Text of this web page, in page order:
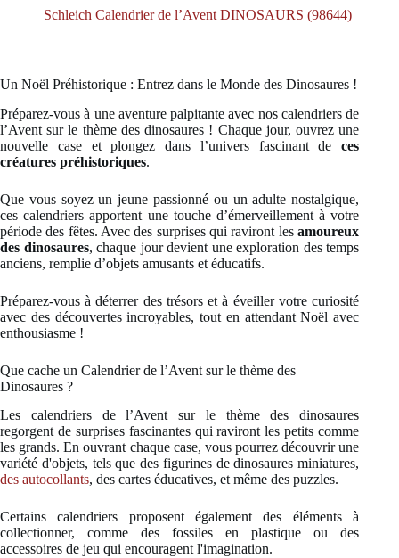
Schleich Calendrier de l’Avent DINOSAURS (98644)
Un Noël Préhistorique : Entrez dans le Monde des Dinosaures !
Préparez-vous à une aventure palpitante avec nos calendriers de
l’Avent sur le thème des dinosaures ! Chaque jour, ouvrez une
nouvelle case et plongez dans l’univers fascinant deces
créatures préhistoriques.
Que vous soyez un jeune passionné ou un adulte nostalgique,
ces calendriers apportent une touche d’émerveillement à votre
période des fêtes. Avec des surprises qui raviront lesamoureux
des dinosaures, chaque jour devient une exploration des temps
anciens, remplie d’objets amusants et éducatifs.
Préparez-vous à déterrer des trésors et à éveiller votre curiosité
avec des découvertes incroyables, tout en attendant Noël avec
enthousiasme !
Que cache un Calendrier de l’Avent sur le thème des
Dinosaures ?
Les calendriers de l’Avent sur le thème des dinosaures
regorgent de surprises fascinantes qui raviront les petits comme
les grands. En ouvrant chaque case, vous pourrez découvrir une
variété d'objets, tels que des figurines de dinosaures miniatures,
des autocollants, des cartes éducatives, et même des puzzles.
Certains calendriers proposent également des éléments à
collectionner, comme des fossiles en plastique ou des
accessoires de jeu qui encouragent l'imagination.